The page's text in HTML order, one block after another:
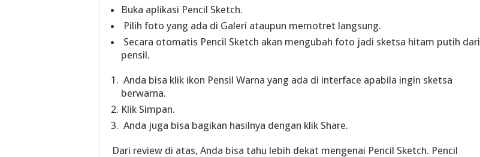
Buka aplikasi Pencil Sketch.
Pilih foto yang ada di Galeri ataupun memotret langsung.
Secara otomatis Pencil Sketch akan mengubah foto jadi sketsa hitam putih dari
pensil.
Anda bisa klik ikon Pensil Warna yang ada di interface apabila ingin sketsa
berwarna.
Klik Simpan.
Anda juga bisa bagikan hasilnya dengan klik Share.
Dari review di atas, Anda bisa tahu lebih dekat mengenai Pencil Sketch. Pencil